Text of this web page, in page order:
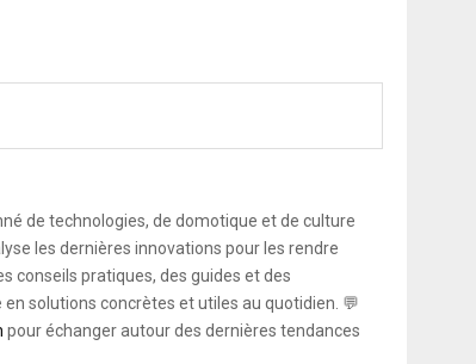
de technologies, de domotique et de culture
les dernières innovations pour les rendre
conseils pratiques, des guides et des
solutions concrètes et utiles au quotidien. 💬
pour échanger autour des dernières tendances